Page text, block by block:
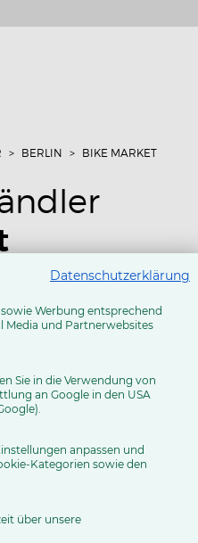
BERLIN BIKE MARKET
Datenschutzerklärung
Werbung entsprechend
Media und Partnerwebsites
Sie in die Verwendung von
an Google in den USA
anpassen und
Kategorien sowie den
über unsere